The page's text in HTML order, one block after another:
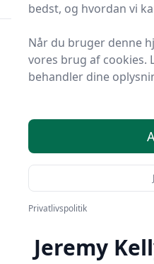
Jeremy
bedst, og hvordan vi
Når du bruger denne
vores brug af cookies.
behandler dine
Privatlivspolitik